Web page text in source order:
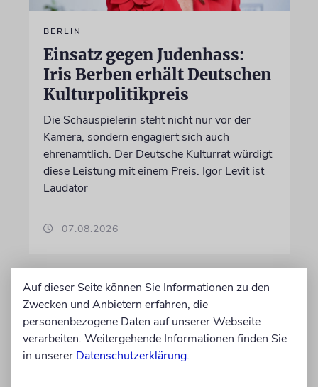
BERLIN
Einsatz gegen Judenhass:
Iris Berben erhält Deutschen
Kulturpolitikpreis
Die Schauspielerin steht nicht nur vor der
Kamera, sondern engagiert sich auch
ehrenamtlich. Der Deutsche Kulturrat würdigt
diese Leistung mit einem Preis. Igor Levit ist
Laudator
07.08.2026
Auf dieser Seite können Sie Informationen zu den
Zwecken und Anbietern erfahren, die
personenbezogene Daten auf unserer Webseite
verarbeiten. Weitergehende Informationen finden Sie
in unserer Datenschutzerklärung.